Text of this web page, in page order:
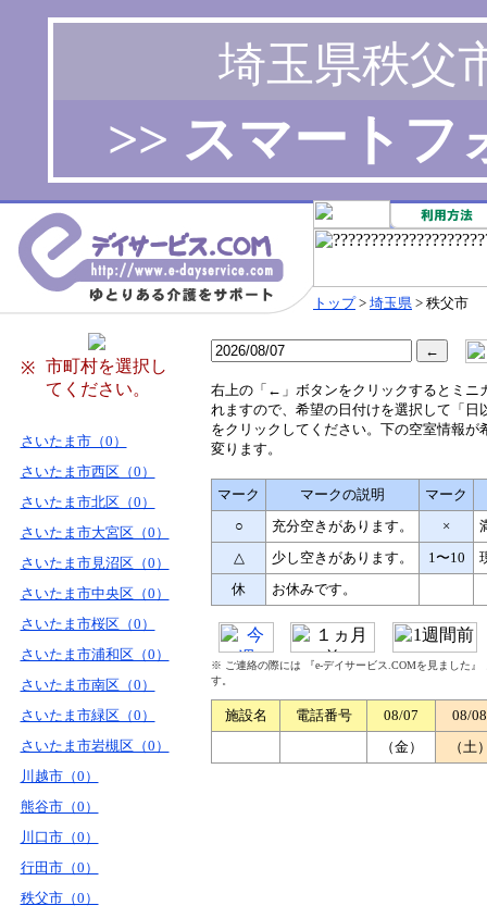
埼玉県秩父
>> スマートフ
トップ> 埼玉県 > 秩父市
※
市町村を選択し
てください。
さいたま市（0）
さいたま市西区（0）
さいたま市北区（0）
さいたま市大宮区（0）
さいたま市見沼区（0）
さいたま市中央区（0）
さいたま市桜区（0）
さいたま市浦和区（0）
さいたま市南区（0）
さいたま市緑区（0）
さいたま市岩槻区（0）
川越市（0）
熊谷市（0）
川口市（0）
行田市（0）
秩父市（0）
右 上の「←」ボタンをクリックするとミニ
れますので、希望の日付けを選択して「日
をクリックしてください。下の空室情報が
変ります。
マーク マークの説明
マーク
○
充分空きがあります。 ×
△
少し空きがあります。 1〜10
休
お休みです。
※ ご連絡の際には 『e-デイサービス.COMを見ました
す。
施設名 電話番号 08/07
08/08
（金）
（土